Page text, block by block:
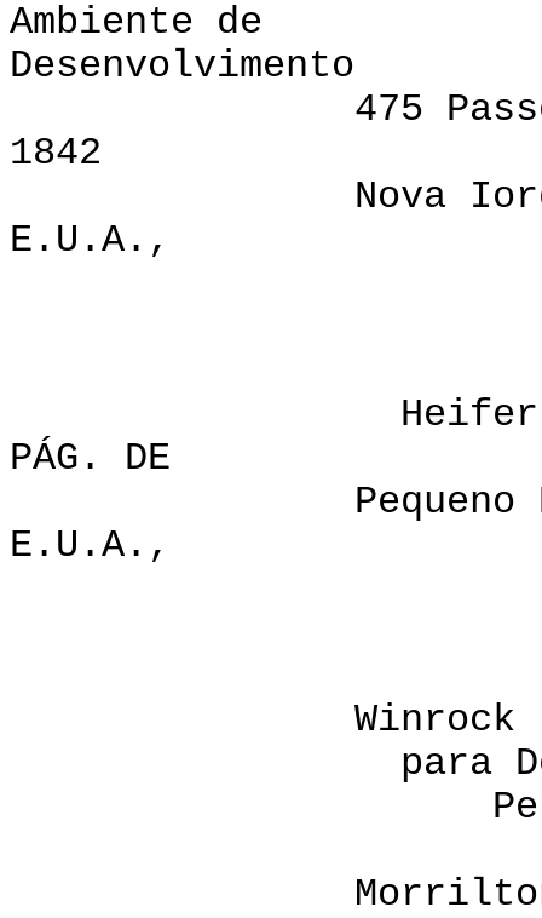
Ambiente de e
Desenvolvimento
475 Passeio
1842
Nova Iorque,
E.U.A.,
Heifer
PÁG. DE O.
Pequeno Rock,
E.U.A.,
Winrock
para
Petit Jean
Morrilton,